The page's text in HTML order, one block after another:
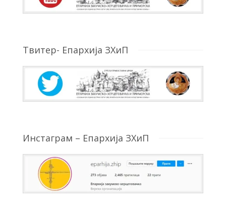
Твитер- Епархија ЗХиП
Инстаграм – Епархија ЗХиП